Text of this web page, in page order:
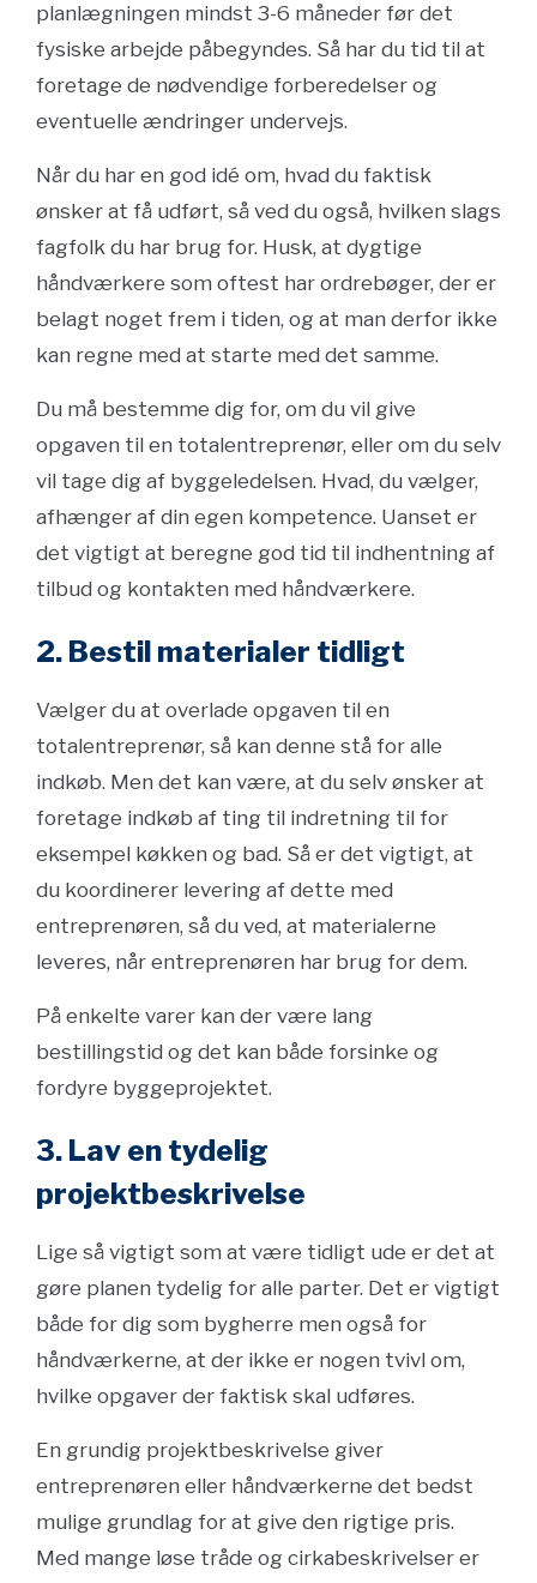
planlægningen mindst 3-6 måneder før det
fysiske arbejde påbegyndes. Så har du tid til at
foretage de nødvendige forberedelser og
eventuelle ændringer undervejs.
Når du har en god idé om, hvad du faktisk
ønsker at få udført, så ved du også, hvilken slags
fagfolk du har brug for. Husk, at dygtige
håndværkere som oftest har ordrebøger, der er
belagt noget frem i tiden, og at man derfor ikke
kan regne med at starte med det samme.
Du må bestemme dig for, om du vil give
opgaven til en totalentreprenør, eller om du selv
vil tage dig af byggeledelsen. Hvad, du vælger,
afhænger af din egen kompetence. Uanset er
det vigtigt at beregne god tid til indhentning af
tilbud og kontakten med håndværkere.
2. Bestil materialer tidligt
Vælger du at overlade opgaven til en
totalentreprenør, så kan denne stå for alle
indkøb. Men det kan være, at du selv ønsker at
foretage indkøb af ting til indretning til for
eksempel køkken og bad. Så er det vigtigt, at
du koordinerer levering af dette med
entreprenøren, så du ved, at materialerne
leveres, når entreprenøren har brug for dem.
På enkelte varer kan der være lang
bestillingstid og det kan både forsinke og
fordyre byggeprojektet.
3. Lav en tydelig
projektbeskrivelse
Lige så vigtigt som at være tidligt ude er det at
gøre planen tydelig for alle parter. Det er vigtigt
både for dig som bygherre men også for
håndværkerne, at der ikke er nogen tvivl om,
hvilke opgaver der faktisk skal udføres.
En grundig projektbeskrivelse giver
entreprenøren eller håndværkerne det bedst
mulige grundlag for at give den rigtige pris.
Med mange løse tråde og cirkabeskrivelser er